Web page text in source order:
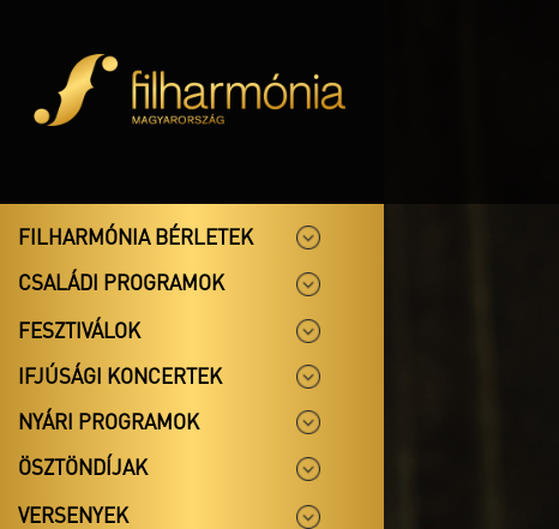
FILHARMÓNIA BÉRLETEK
CSALÁDI PROGRAMOK
FESZTIVÁLOK
IFJÚSÁGI KONCERTEK
NYÁRI PROGRAMOK
ÖSZTÖNDÍJAK
VERSENYEK